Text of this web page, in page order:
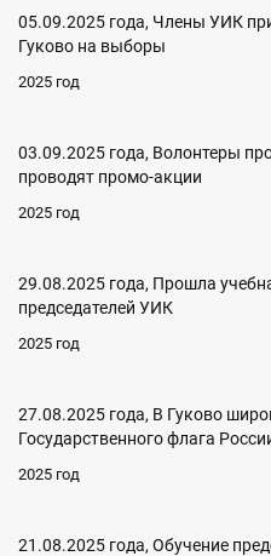
05.09.2025 года, Члены УИК
Гуково на выборы
2025 год
03.09.2025 года, Волонтеры
проводят промо-акции
2025 год
29.08.2025 года, Прошла
председателей УИК
2025 год
27.08.2025 года, В Гуково
Государственного флага
2025 год
21.08.2025 года, Обучение